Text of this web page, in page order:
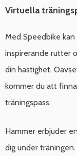
Virtuella
Med Speedbike
inspirerande rutter
din hastighet.
kommer du att
träningspass.
Hammer erbjuder
dig under